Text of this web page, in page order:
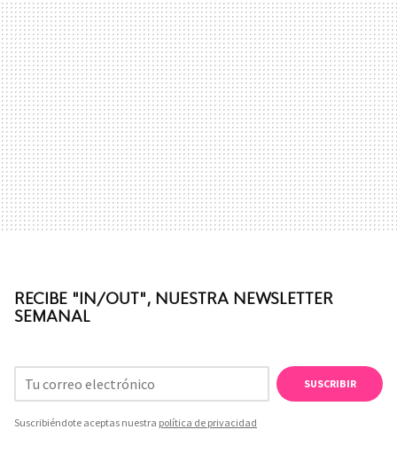
RECIBE "IN/OUT", NUESTRA NEWSLETTER
SEMANAL
SUSCRIBIR
Suscribiéndote aceptas nuestra política de privacidad